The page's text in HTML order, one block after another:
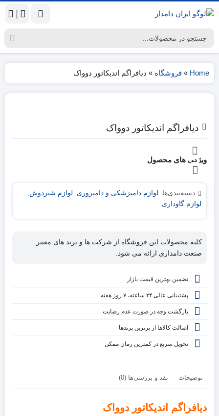
Home
» فروشگاه » دیافراگم اندیکاتور دوواک
دیافراگم اندیکاتور دوواک
ویژگی های محصول
دسته‌بندی‌ها: لوازم دامپزشکی و دامپروری لوازم شیردوش
لوازم گاوداری
کلیه محصولات این فروشگاه از شرکت ها و برند های معتبر
صنعت دامداری ارائه می شود.
تضمین بهترین قیمت بازار
پشتیبانی عالی ۲۴ ساعته، ۷ روز هفته
بازگشت وجه در صورت عدم رضایت
اصالت کالاها از برترین برندها
تحویل سریع در کمترین زمان ممکن
توضیحات نقد و بررسی‌ها (0)
دیافراگم اندیکاتور دوواک